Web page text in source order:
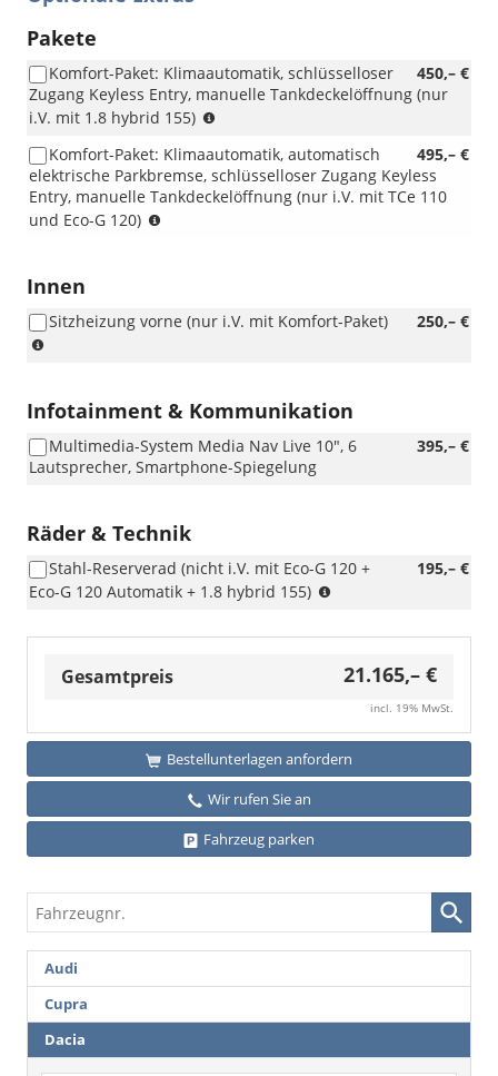
Pakete
450,– €
Komfort-Paket: Klimaautomatik, schlüsselloser
Zugang Keyless Entry, manuelle Tankdeckelöffnung (nur
i.V. mit 1.8 hybrid 155)
mit
1.8
hybrid
495,– €
Komfort-Paket: Klimaautomatik, automatisch
elektrische Parkbremse, schlüsselloser Zugang Keyless
Entry, manuelle Tankdeckelöffnung (nur i.V. mit TCe 110
und Eco-G 120)
und
Innen
250,– €
Sitzheizung vorne (nur i.V. mit Komfort-Paket)
Komfort-
Infotainment & Kommunikation
395,– €
Multimedia-System Media Nav Live 10", 6
Lautsprecher, Smartphone-Spiegelung
Räder & Technik
195,– €
Stahl-Reserverad (nicht i.V. mit Eco-G 120 +
Eco-G 120 Automatik + 1.8 hybrid 155)
mit
Eco-
G
120
+
Gesamtpreis 21.165,– €
incl. 19% MwSt.
Bestellunterlagen anfordern
Wir rufen Sie an
Fahrzeug parken
Fahrzeugnr.
Audi
Cupra
Dacia